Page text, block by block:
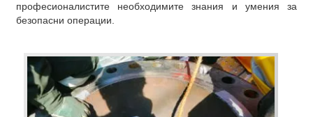
професионалистите необходимите знания и умения за
безопасни операции.